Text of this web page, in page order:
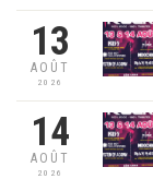
13
AOÛT
2026
14
AOÛT
2026